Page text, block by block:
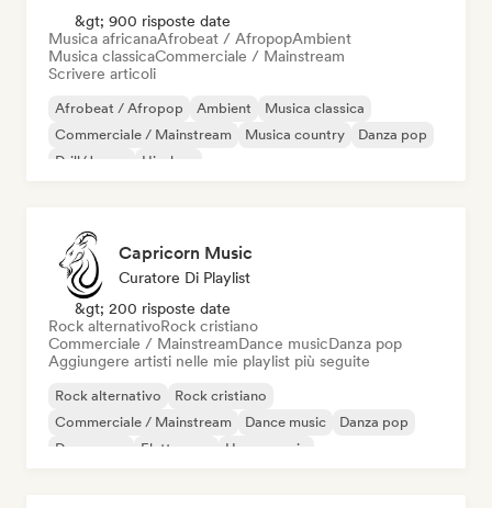
&gt; 900 risposte date
Musica africanaAfrobeat / AfropopAmbient
Musica classicaCommerciale / Mainstream
Scrivere articoli
Afrobeat / Afropop Ambient
Musica classica
Commerciale / Mainstream
Musica country
Danza pop
Drill/Jersey
Hip-hop
Capricorn Music
Curatore Di Playlist
&gt; 200 risposte date
Rock alternativoRock cristiano
Commerciale / MainstreamDance musicDanza pop
Aggiungere artisti nelle mie playlist più seguite
Rock alternativo
Rock cristiano
Commerciale / Mainstream
Dance music
Danza pop
Dream pop
Elettropop House music